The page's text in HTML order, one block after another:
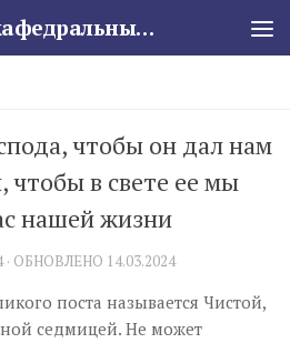
Свято-Троицкий кафедральный собор
чтобы он дал нам
чтобы в свете ее мы
нашей жизни
· ОБНОВЛЕНО 14.03.2024
поста называется Чистой,
седмицей. Не может